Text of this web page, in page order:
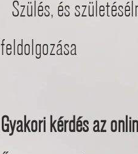
Szülés, és
feldolgozása
Gyakori kérdés az